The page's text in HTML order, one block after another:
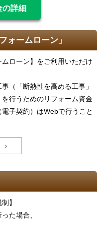
の詳細
ォームローン」
ローン】をご利用いただけ
（「断熱性を高める工事」
行うためのリフォーム資金
子契約）はWebで行うこと
】
た場合、